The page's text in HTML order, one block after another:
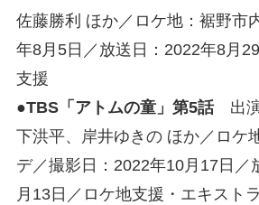
佐藤勝利 ほか／ロケ地：裾野市
年8月5日／放送日：2022年8月
支援
●TBS「アトムの童」第5話出演
下洪平、岸井ゆきの ほか／ロケ
デ／撮影日：2022年10月17日／
月13日／ロケ地支援・エキスト